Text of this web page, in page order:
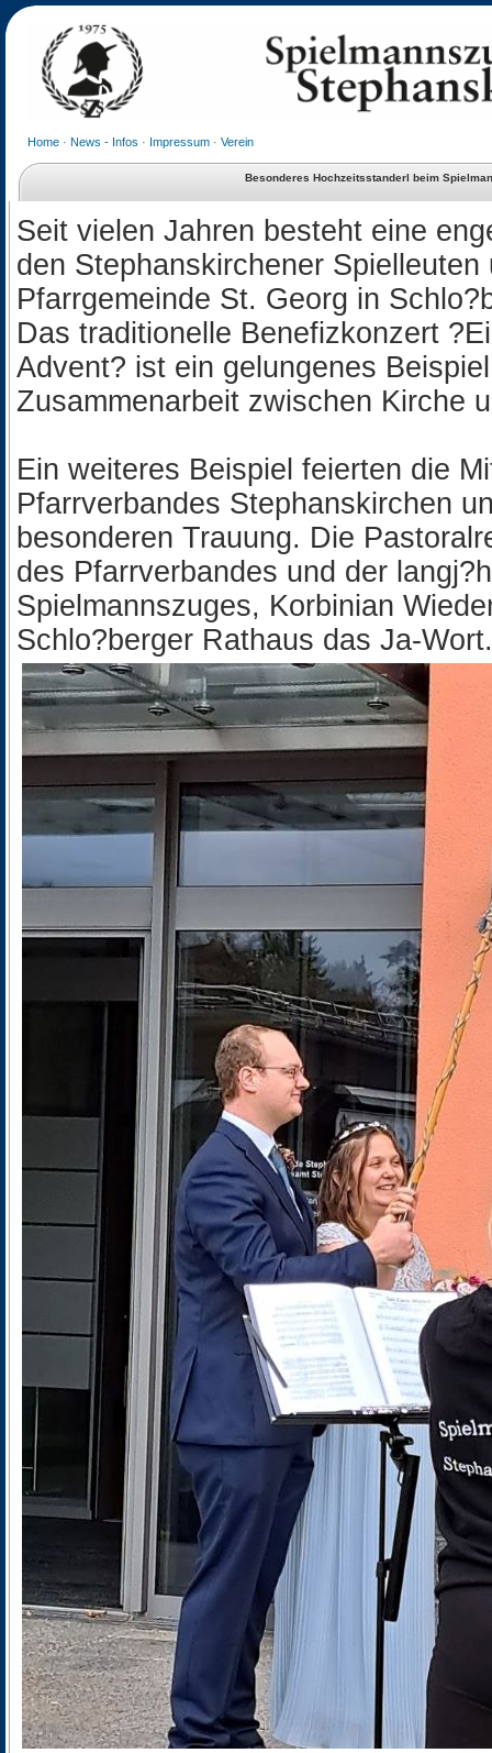
Home · News - Infos · Impressum · Verein
Besonderes Hochzeitsstanderl beim
Seit vielen Jahren besteht eine
den Stephanskirchener
Pfarrgemeinde St. Georg in
Das traditionelle Benefizkonzert
Advent? ist ein gelungenes
Zusammenarbeit zwischen Kirche
Ein weiteres Beispiel feierten die
Pfarrverbandes Stephanskirchen
besonderen Trauung. Die
des Pfarrverbandes und der
Spielmannszuges, Korbinian
Schlo?berger Rathaus das Ja-Wort.